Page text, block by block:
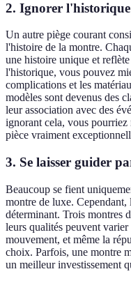
2. Ignorer
Un autre piège courant
l'histoire de la montre.
une histoire unique et
l'historique, vous pouvez
complications et les
modèles sont devenus des
leur association avec des
ignorant cela, vous pourriez
pièce vraiment
3. Se laisser guider
Beaucoup se fient
montre de luxe.
déterminant. Trois montres
leurs qualités peuvent
mouvement, et même la
choix. Parfois, une montre
un meilleur investissement